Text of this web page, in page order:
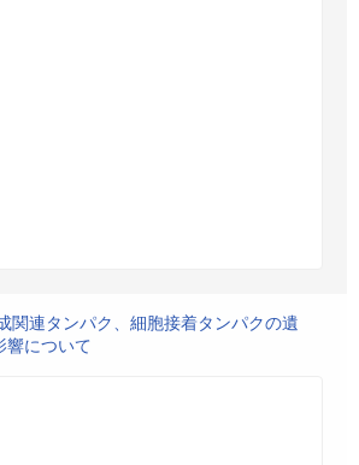
関連タンパク、細胞接着タンパクの遺
響について